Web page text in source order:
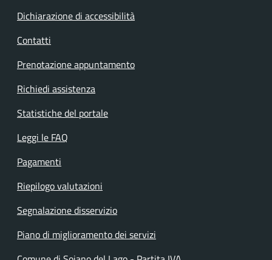
Dichiarazione di accessibilità
Contatti
Prenotazione appuntamento
Richiedi assistenza
Statistiche del portale
Leggi le FAQ
Pagamenti
Riepilogo valutazioni
Segnalazione disservizio
Piano di miglioramento dei servizi